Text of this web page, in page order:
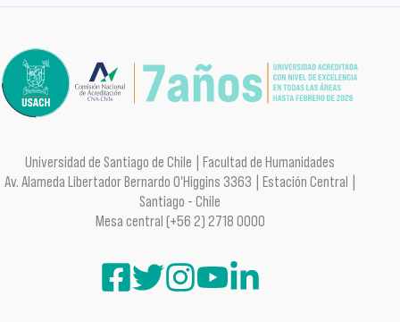
Universidad de Santiago de Chile | Facultad de Humanidades
Av. Alameda Libertador Bernardo O'Higgins 3363 | Estación Central |
Santiago - Chile
Mesa central (+56 2) 2718 0000